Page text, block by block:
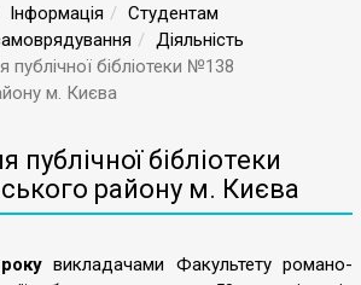
Інформація
Студентам
Діяльність
бібліотеки №138
м. Києва
публічної бібліотеки
району м. Києва
викладачами Факультету романо-